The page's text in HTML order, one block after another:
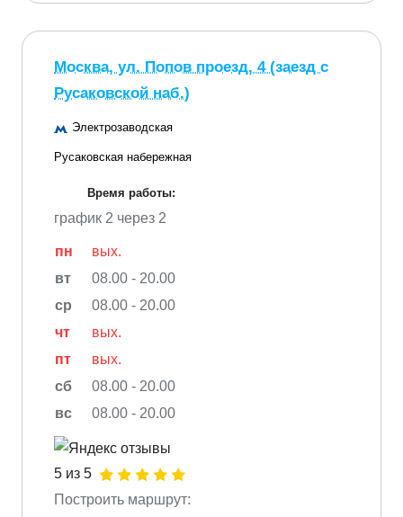
Москва, ул. Попов проезд, 4 (заезд с
Русаковской наб.)
Электрозаводская
Русаковская набережная
Время работы:
график 2 через 2
пн
вых.
вт
08.00 - 20.00
ср
08.00 - 20.00
чт
вых.
пт
вых.
сб
08.00 - 20.00
вс
08.00 - 20.00
5 из 5
Построить маршрут: